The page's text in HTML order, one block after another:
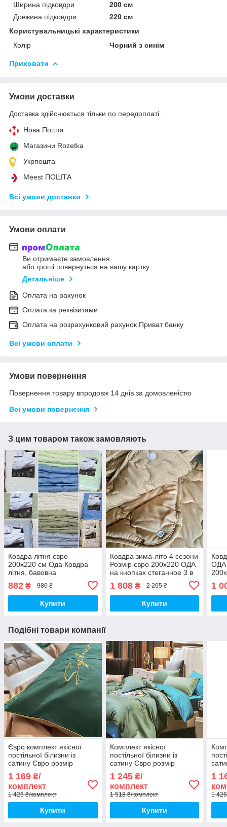
Ширина підковдри
200 см
Довжина підковдри
220 см
Користувальницькі характеристики
Колір
Чорний з синім
Приховати
Умови доставки
Доставка здійснюється тільки по передоплаті.
Нова Пошта
Магазини Rozetka
Укрпошта
Meest ПОШТА
Всі умови доставки
Умови оплати
Ви отримаєте замовлення
або гроші повернуться на вашу картку
Детальніше
Оплата на рахунок
Оплата за реквізитами
Оплата на розрахунковий рахунок Приват банку
Всі умови оплати
Умови повернення
Повернення товару впродовж 14 днів за домовленістю
Всі умови повернення
З цим товаром також замовляють
Ковдра літня євро
200х220 см Ода Ковдра
літня, бавовна
ковдру ODA
882 ₴ 980 ₴
Купити
Ковдра зима-літо 4 сезони
Розмір євро 200х220 ОДА
на кнопках стеганное 3 в
1 808₴ 2 205 ₴
Купити
ОДА
1
Подібні товари компанії
Євро комплект якісної
постільної білизни із
сатину Євро розмір
200*220 см
1 169 ₴/
комплект
1 426 ₴/комплект
Купити
Комплект якісної
постільної білизни із
сатину Євро розмір
200*220 см
1 245₴/
комплект
1 518 ₴/комплект
Купити
1
1